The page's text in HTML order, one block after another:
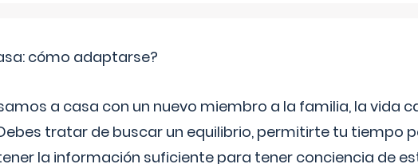
cómo adaptarse?
a casa con un nuevo miembro a la familia, la vida
tratar de buscar un equilibrio, permitirte tu tiempo
la información suficiente para tener conciencia de